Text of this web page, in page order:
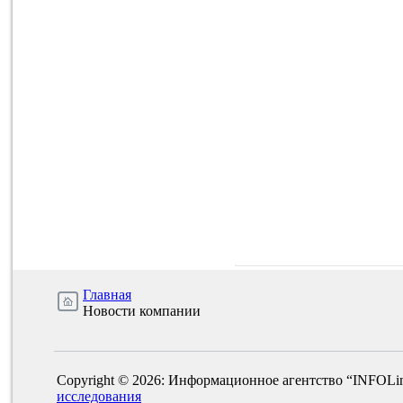
Главная
Новости компании
Copyright © 2026: Информационное агентство
исследования